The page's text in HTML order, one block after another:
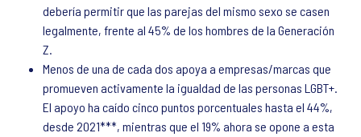
debería permitir que las parejas del mismo sexo se casen
legalmente, frente al 45% de los hombres de la Generación
Z.
Menos de una de cada dos apoya a empresas/marcas que
promueven activamente la igualdad de las personas LGBT+.
El apoyo ha caído cinco puntos porcentuales hasta el 44%,
desde 2021***, mientras que el 19% ahora se opone a esta